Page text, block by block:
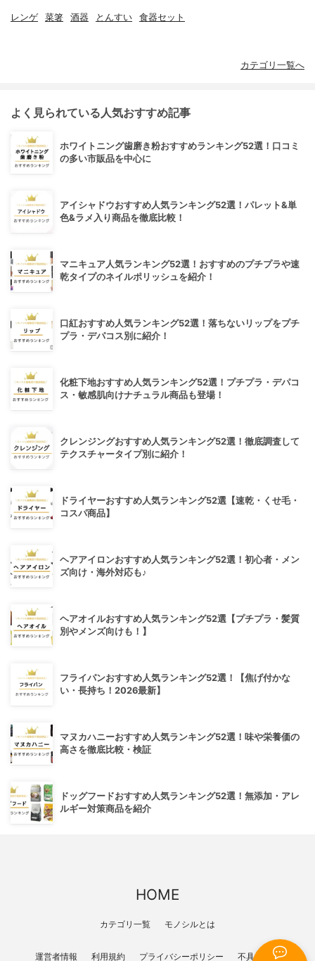
レンゲ 菜箸 酒器 とんすい 食器セット
カテゴリ一覧へ
よく見られている人気おすすめ記事
ホワイトニング歯磨き粉おすすめランキング52選！口コミ
の多い市販品を中心に
アイシャドウおすすめ人気ランキング52選！パレット&単
色&ラメ入り商品を徹底比較！
マニキュア人気ランキング52選！おすすめのプチプラや速
乾タイプのネイルポリッシュを紹介！
口紅おすすめ人気ランキング52選！落ちないリップをプチ
プラ・デパコス別に紹介！
化粧下地おすすめ人気ランキング52選！プチプラ・デパコ
ス・敏感肌向けナチュラル商品も登場！
クレンジングおすすめ人気ランキング52選！徹底調査して
テクスチャータイプ別に紹介！
ドライヤーおすすめ人気ランキング52選【速乾・くせ毛・
コスパ商品】
ヘアアイロンおすすめ人気ランキング52選！初心者・メン
ズ向け・海外対応も♪
ヘアオイルおすすめ人気ランキング52選【プチプラ・髪質
別やメンズ向けも！】
フライパンおすすめ人気ランキング52選！【焦げ付かな
い・長持ち！2026最新】
マヌカハニーおすすめ人気ランキング52選！味や栄養価の
高さを徹底比較・検証
ドッグフードおすすめ人気ランキング52選！無添加・アレ
ルギー対策商品を紹介
HOME
カテゴリ一覧 モノシルとは
運営者情報 利用規約 プライバシーポリシー 不具合報告